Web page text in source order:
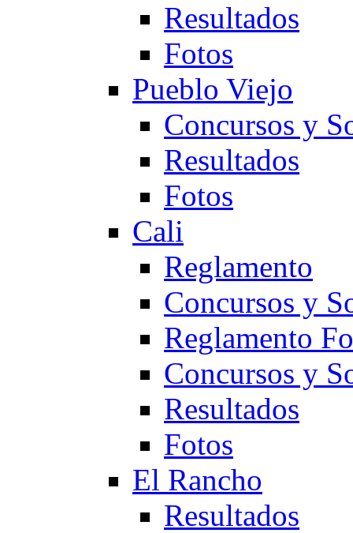
Resultados
Fotos
Pueblo Viejo
Concursos y
Resultados
Fotos
Cali
Reglamento
Concursos y
Reglamento
Concursos y
Resultados
Fotos
El Rancho
Resultados